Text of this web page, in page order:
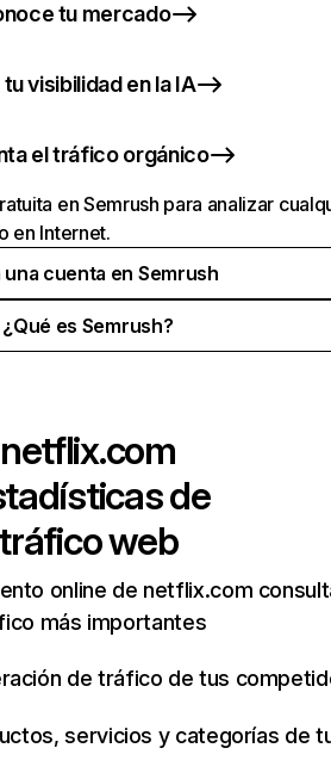
tu mercado
visibilidad en la IA
el tráfico orgánico
en Semrush para analizar
en Internet.
una cuenta en Semrush
¿Qué es Semrush?
netflix.com
de
tráfico web
online de netflix.com
más importantes
de tráfico de tus
servicios y categorías de